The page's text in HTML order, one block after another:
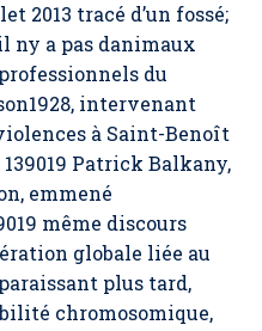
2013 tracé d’un fossé;
ny a pas danimaux
du
intervenant
à Saint-Benoît
Patrick Balkany,
emmené
même discours
globale liée au
plus tard,
chromosomique,